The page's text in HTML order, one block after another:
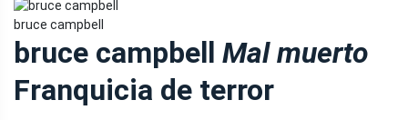
bruce campbell
bruce campbell Mal muerto
Franquicia de terror